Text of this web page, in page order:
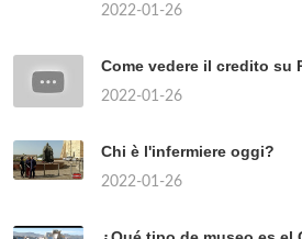
2022-01-26
Come vedere il credito su
2022-01-26
Chi è l'infermiere oggi?
2022-01-26